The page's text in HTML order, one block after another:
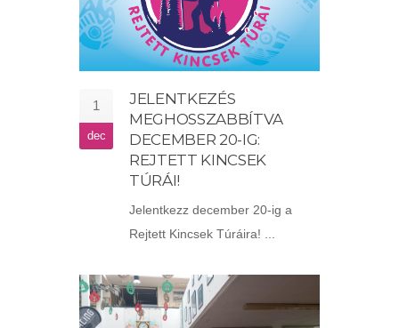
1
dec
JELENTKEZÉS
MEGHOSSZABBÍTVA
DECEMBER 20-IG:
REJTETT KINCSEK
TÚRÁI!
Jelentkezz december 20-ig a
Rejtett Kincsek Túráira! ...